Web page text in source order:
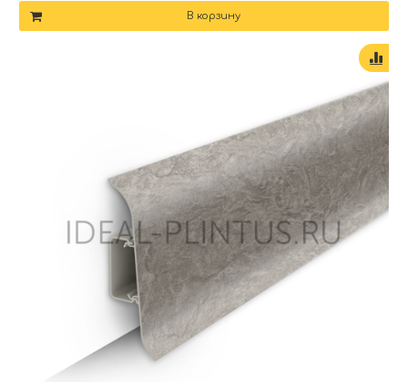
В корзину